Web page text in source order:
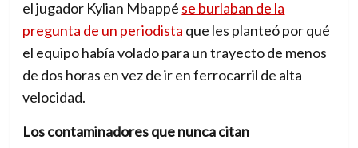
n
g
i
n
w
el jugador Kylian Mbappé se burlaban de la
pregunta de un periodista que les planteópor qué
el equipo había volado para un trayecto de menos
de dos horas en vez de ir en ferrocarril de alta
velocidad.
Los contaminadores que nunca citan